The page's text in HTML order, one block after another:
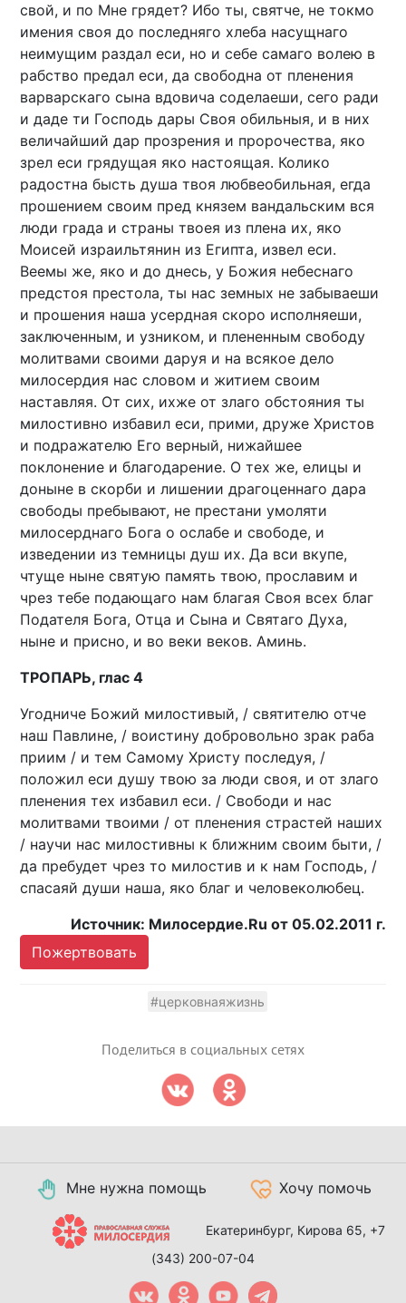
свой, и по Мне грядет? Ибо ты, святче, не токмо
имения своя до последняго хлеба насущнаго
неимущим раздал еси, но и себе самаго волею в
рабство предал еси, да свободна от пленения
варварскаго сына вдовича соделаеши, сего ради
и даде ти Господь дары Своя обильныя, и в них
величайший дар прозрения и пророчества, яко
зрел еси грядущая яко настоящая. Колико
радостна бысть душа твоя любвеобильная, егда
прошением своим пред князем вандальским вся
люди града и страны твоея из плена их, яко
Моисей израильтянин из Египта, извел еси.
Веемы же, яко и до днесь, у Божия небеснаго
предстоя престола, ты нас земных не забываеши
и прошения наша усердная скоро исполняеши,
заключенным, и узником, и плененным свободу
молитвами своими даруя и на всякое дело
милосердия нас словом и житием своим
наставляя. От сих, ихже от злаго обстояния ты
милостивно избавил еси, прими, друже Христов
и подражателю Его верный, нижайшее
поклонение и благодарение. О тех же, елицы и
доныне в скорби и лишении драгоценнаго дара
свободы пребывают, не престани умоляти
милосерднаго Бога о ослабе и свободе, и
изведении из темницы душ их. Да вси вкупе,
чтуще ныне святую память твою, прославим и
чрез тебе подающаго нам благая Своя всех благ
Подателя Бога, Отца и Сына и Святаго Духа,
ныне и присно, и во веки веков. Аминь.
ТРОПАРЬ, глас 4
Угодниче Божий милостивый, / святителю отче
наш Павлине, / воистину добровольно зрак раба
приим / и тем Самому Христу последуя, /
положил еси душу твою за люди своя, и от злаго
пленения тех избавил еси. / Свободи и нас
молитвами твоими / от пленения страстей наших
/ научи нас милостивны к ближним своим быти, /
да пребудет чрез то милостив и к нам Господь, /
спасаяй души наша, яко благ и человеколюбец.
Источник: Милосердие.Ru от 05.02.2011 г.
Пожертвовать
#церковнаяжизнь
Поделиться в социальных сетях
Мне нужна помощь Хочу помочь
Екатеринбург, Кирова 65, +7
(343) 200-07-04